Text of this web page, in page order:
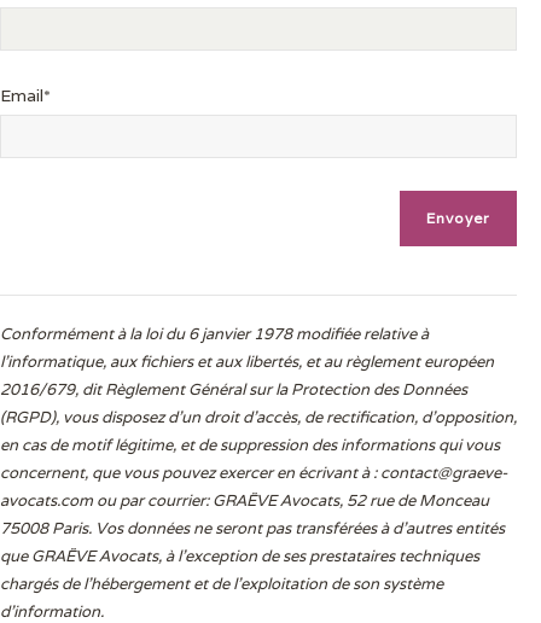
Email*
Conformément à la loi du 6 janvier 1978 modifiée relative à
l'informatique, aux fichiers et aux libertés, et au règlement européen
2016/679, dit Règlement Général sur la Protection des Données
(RGPD), vous disposez d’un droit d’accès, de rectification, d’opposition,
en cas de motif légitime, et de suppression des informations qui vous
concernent, que vous pouvez exercer en écrivant à :contact@graeve-
avocats.com ou par courrier: GRAËVE Avocats, 52 rue de Monceau
75008 Paris. Vos données ne seront pas transférées à d’autres entités
que GRAËVE Avocats, à l’exception de ses prestataires techniques
chargés de l’hébergement et de l’exploitation de son système
d’information.